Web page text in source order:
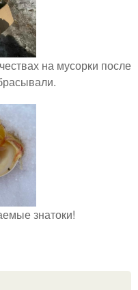
на мусорки после
знатоки!